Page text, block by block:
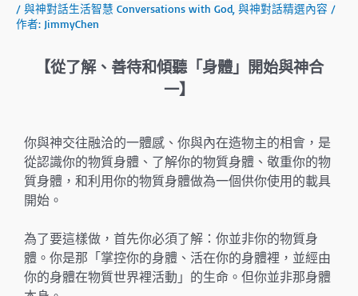
/ 與神對話生活智慧 Conversations with God 與神對話精選內容 /
作者: JimmyChen
【從了解、善待和傾聽「身體」開始與神合
一】
你與神交往融洽的一體感、你與內在造物主的相會，是
從認識你的物質身體、了解你的物質身體、敬重你的物
質身體，和利用你的物質身體做為一個供你使用的載具
開始。
為了要這樣做，首先你必須了解：你並非你的物質身
體。你是那「掌控你的身體、活在你的身體裡，並經由
你的身體在物質世界裡活動」的生命。但你並非那身體